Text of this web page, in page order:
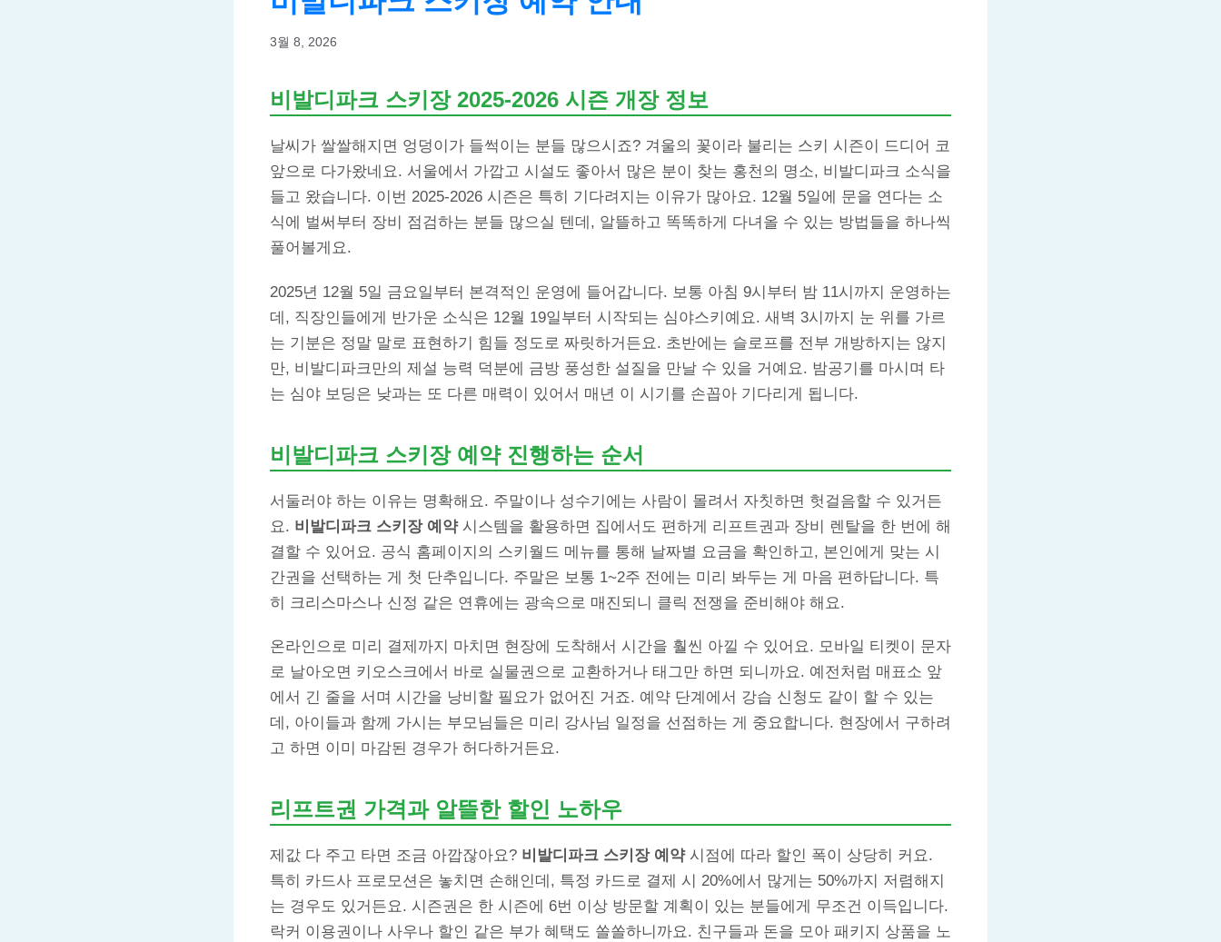
3월 8, 2026
비발디파크 스키장 2025-2026 시즌 개장 정보
날씨가 쌀쌀해지면 엉덩이가 들썩이는 분들 많으시죠? 겨울의 꽃이라 불리는 스키 시즌이 드디어 코
앞으로 다가왔네요. 서울에서 가깝고 시설도 좋아서 많은 분이 찾는 홍천의 명소, 비발디파크 소식을
들고 왔습니다. 이번 2025-2026 시즌은 특히 기다려지는 이유가 많아요. 12월 5일에 문을 연다는 소
식에 벌써부터 장비 점검하는 분들 많으실 텐데, 알뜰하고 똑똑하게 다녀올 수 있는 방법들을 하나씩
풀어볼게요.
2025년 12월 5일 금요일부터 본격적인 운영에 들어갑니다. 보통 아침 9시부터 밤 11시까지 운영하는
데, 직장인들에게 반가운 소식은 12월 19일부터 시작되는 심야스키예요. 새벽 3시까지 눈 위를 가르
는 기분은 정말 말로 표현하기 힘들 정도로 짜릿하거든요. 초반에는 슬로프를 전부 개방하지는 않지
만, 비발디파크만의 제설 능력 덕분에 금방 풍성한 설질을 만날 수 있을 거예요. 밤공기를 마시며 타
는 심야 보딩은 낮과는 또 다른 매력이 있어서 매년 이 시기를 손꼽아 기다리게 됩니다.
비발디파크 스키장 예약 진행하는 순서
서둘러야 하는 이유는 명확해요. 주말이나 성수기에는 사람이 몰려서 자칫하면 헛걸음할 수 있거든
요. 비발디파크 스키장 예약시스템을 활용하면 집에서도 편하게 리프트권과 장비 렌탈을 한 번에 해
결할 수 있어요. 공식 홈페이지의 스키월드 메뉴를 통해 날짜별 요금을 확인하고, 본인에게 맞는 시
간권을 선택하는 게 첫 단추입니다. 주말은 보통 1~2주 전에는 미리 봐두는 게 마음 편하답니다. 특
히 크리스마스나 신정 같은 연휴에는 광속으로 매진되니 클릭 전쟁을 준비해야 해요.
온라인으로 미리 결제까지 마치면 현장에 도착해서 시간을 훨씬 아낄 수 있어요. 모바일 티켓이 문자
로 날아오면 키오스크에서 바로 실물권으로 교환하거나 태그만 하면 되니까요. 예전처럼 매표소 앞
에서 긴 줄을 서며 시간을 낭비할 필요가 없어진 거죠. 예약 단계에서 강습 신청도 같이 할 수 있는
데, 아이들과 함께 가시는 부모님들은 미리 강사님 일정을 선점하는 게 중요합니다. 현장에서 구하려
고 하면 이미 마감된 경우가 허다하거든요.
리프트권 가격과 알뜰한 할인 노하우
제값 다 주고 타면 조금 아깝잖아요? 비발디파크 스키장 예약시점에 따라 할인 폭이 상당히 커요.
특히 카드사 프로모션은 놓치면 손해인데, 특정 카드로 결제 시 20%에서 많게는 50%까지 저렴해지
는 경우도 있거든요. 시즌권은 한 시즌에 6번 이상 방문할 계획이 있는 분들에게 무조건 이득입니다.
락커 이용권이나 사우나 할인 같은 부가 혜택도 쏠쏠하니까요. 친구들과 돈을 모아 패키지 상품을 노